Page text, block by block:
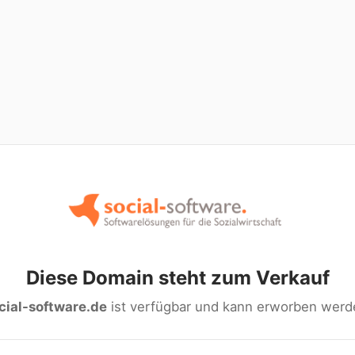
Diese Domain steht zum Verkauf
software.deist verfügbar und kann erworben